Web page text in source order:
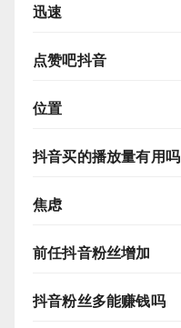
迅速
点赞吧抖音
位置
抖音买的播放量有用吗
焦虑
前任抖音粉丝增加
抖音粉丝多能赚钱吗